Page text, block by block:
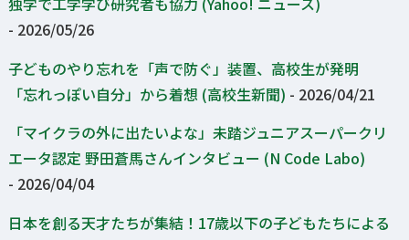
- 2026/05/26
子どものやり忘れを「声で防ぐ」装置、高校生が発明
「忘れっぽい自分」から着想 (高校生新聞) - 2026/04/21
「マイクラの外に出たいよな」未踏ジュニアスーパークリ
エータ認定 野田蒼馬さんインタビュー (N Code Labo)
- 2026/04/04
日本を創る天才たちが集結！17歳以下の子どもたちによる